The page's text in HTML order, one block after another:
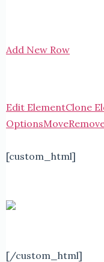
Add New Row
Edit ElementClone
OptionsMove
[custom_html]
[/custom_html]